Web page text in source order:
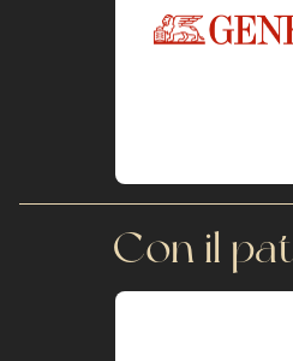
Con il